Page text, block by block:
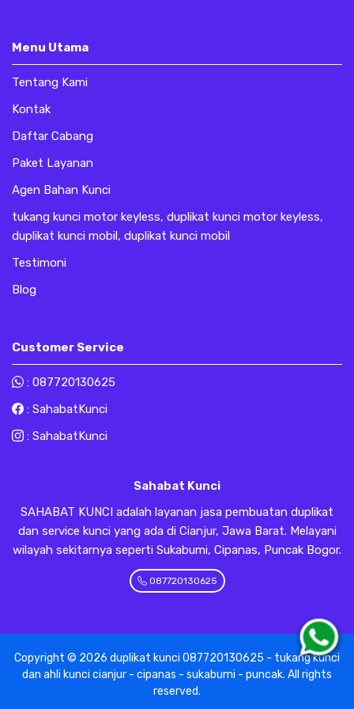
Menu Utama
Tentang Kami
Kontak
Daftar Cabang
Paket Layanan
Agen Bahan Kunci
tukang kunci motor keyless, duplikat kunci motor keyless,
duplikat kunci mobil, duplikat kunci mobil
Testimoni
Blog
Customer Service
: 087720130625
: SahabatKunci
: SahabatKunci
Sahabat Kunci
SAHABAT KUNCI adalah layanan jasa pembuatan duplikat
dan service kunci yang ada di Cianjur, Jawa Barat. Melayani
wilayah sekitarnya seperti Sukabumi, Cipanas, Puncak Bogor.
087720130625
Copyright © 2026 duplikat kunci 087720130625 - tukang kunci
dan ahli kunci cianjur - cipanas - sukabumi - puncak. All rights
reserved.